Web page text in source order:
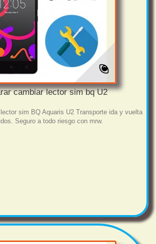
cambiar lector sim bq U2
sim BQ Aquaris U2 Transporte ida y vuelta
Seguro a todo riesgo con mrw.